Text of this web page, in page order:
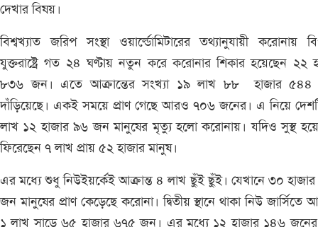
দেখার বিষয়।
বিশ্বখ্যাত জরিপ সংস্থা ওয়ার্ল্ডোমিটারের তথ্যানুযায়ী করোনায়
যুক্তরাষ্ট্রে গত ২৪ ঘণ্টায় নতুন করে করোনার শিকার হয়েছেন ২২
৮৩৬ জন। এতে আক্রান্তের সংখ্যা ১৯ লাখ ৮৮ হাজার ৫৪৪
দাঁড়িয়েছে। একই সময়ে প্রাণ গেছে আরও ৭০৬ জনের। এ নিয়ে
লাখ ১২ হাজার ৯৬ জন মানুষের মৃত্যু হলো করোনায়। যদিও সুস্থ
ফিরেছেন ৭ লাখ প্রায় ৫২ হাজার মানুষ।
এর মধ্যে শুধু নিউইয়র্কেই আক্রান্ত ৪ লাখ ছুঁই ছুঁই। যেখানে ৩০
জন মানুষের প্রাণ কেড়েছে করোনা। দ্বিতীয় স্থানে থাকা নিউ জার্সিতে
১ লাখ সাড়ে ৬৫ হাজার ৬৭৫ জন। এর মধ্যে ১২ হাজার ১৪৬